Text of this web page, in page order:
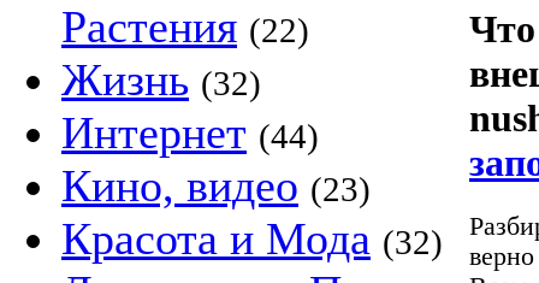
Растения (22)
Жизнь (32)
Интернет (44)
Кино, видео (23)
Красота и Мода (32)
Что